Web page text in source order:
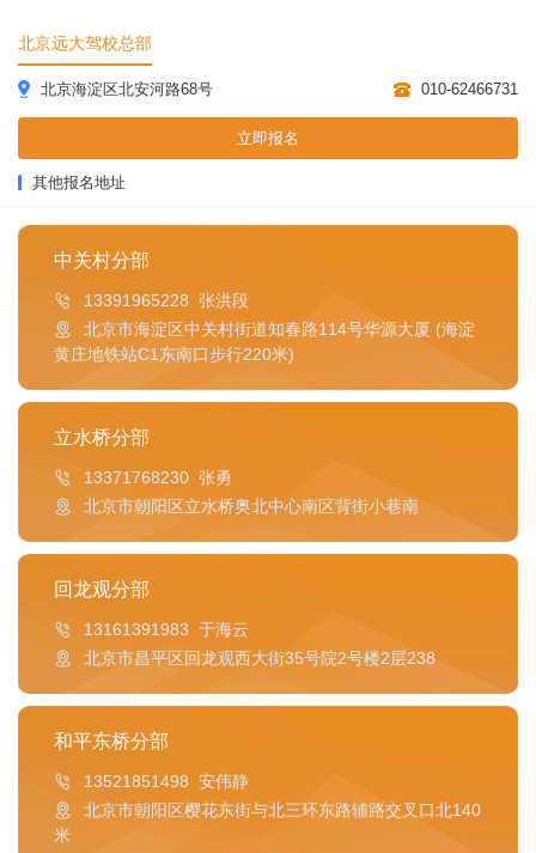
北京远大驾校总部
010-62466731
北京海淀区北安河路68号
立即报名
其他报名地址
中关村分部
13391965228 张洪段
北京市海淀区中关村街道知春路114号华源大厦 (海淀
黄庄地铁站C1东南口步行220米)
立水桥分部
13371768230 张勇
北京市朝阳区立水桥奥北中心南区背街小巷南
回龙观分部
13161391983 于海云
北京市昌平区回龙观西大街35号院2号楼2层238
和平东桥分部
13521851498 安伟静
北京市朝阳区樱花东街与北三环东路辅路交叉口北140
米